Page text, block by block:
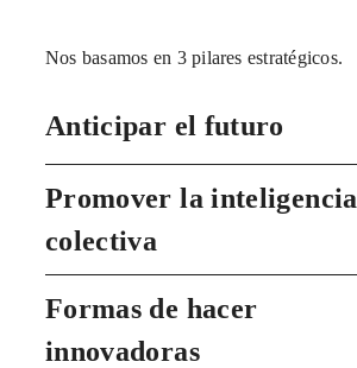
Nos basamos en 3 pilares estratégicos.
Anticipar el futuro
Promover la inteligencia
colectiva
Formas de hacer
innovadoras